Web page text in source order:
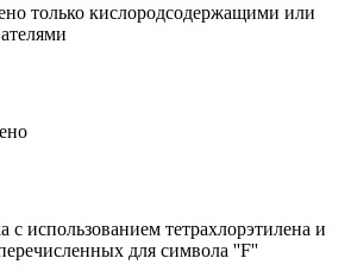
только кислородсодержащими или
с использованием тетрахлорэтилена и
для символа ''F''